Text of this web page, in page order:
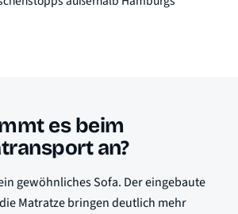
es beim
an?
gewöhnliches Sofa. Der eingebaute
Matratze bringen deutlich mehr